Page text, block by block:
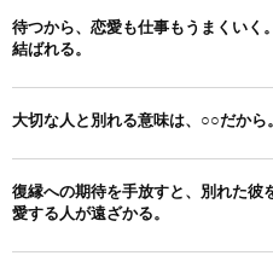
待つから、恋愛も仕事もうまくいく
結ばれる。
大切な人と別れる意味は、○○だから
復縁への期待を手放すと、別れた彼
愛する人が遠ざかる。